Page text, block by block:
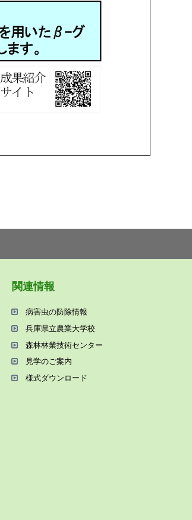
関連情報
病害⾍の防除情報
兵庫県⽴農業⼤学校
森林林業技術センター
⾒学のご案内
様式ダウンロード